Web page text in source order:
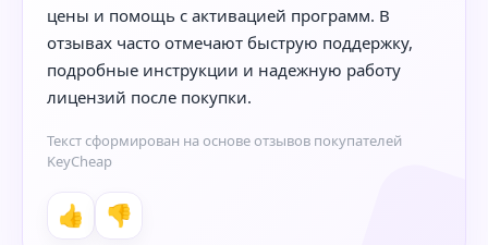
цены и помощь с активацией программ. В
отзывах часто отмечают быструю поддержку,
подробные инструкции и надежную работу
лицензий после покупки.
Текст сформирован на основе отзывов покупателей
KeyCheap
👍 👎